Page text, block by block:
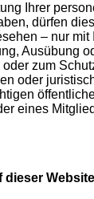
Ihrer
dürfen
– nur
Ausübung
zum
oder
eines
dieser Website